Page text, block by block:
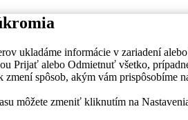
ukladáme informácie v zariadení
Prijať alebo Odmietnuť všetko,
zmení spôsob, akým vám prispôsobíme
môžete zmeniť kliknutím na